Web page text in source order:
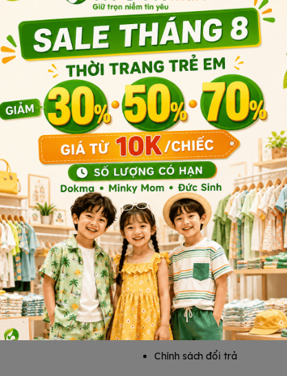
Sản phẩm cùng phân khúc
HỖ TRỢ KHÁCH HÀNG
Chính sách bảo mật
Chính sách vận chuyển
Chính sách đổi trả